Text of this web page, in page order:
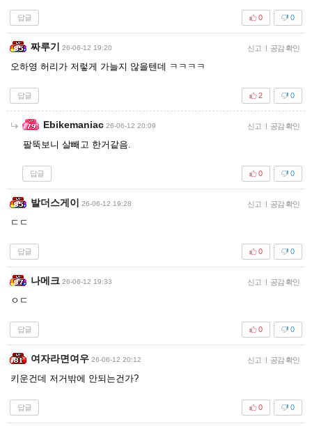
답글 0
0
짜루기 26-06-12 19:20 신고 | 공감 확인
오하영 허리가 저렇게 가늘지 않을텐데 ㅋㅋㅋㅋ
답글 0
2
Ebikemaniac 26-06-12 20:09 신고 | 공감 확인
팔뚝보니 살빼고 한거같음.
답글 0
0
발더스게이 26-06-12 19:28 신고 | 공감 확인
ㄷㄷ
답글 0
0
나메크 26-06-12 19:33 신고 | 공감 확인
ㅇㄷ
답글 0
0
여자라면여우 26-06-12 20:12 신고 | 공감 확인
키운건데 저거밖에 안되는건가?
답글 0
0